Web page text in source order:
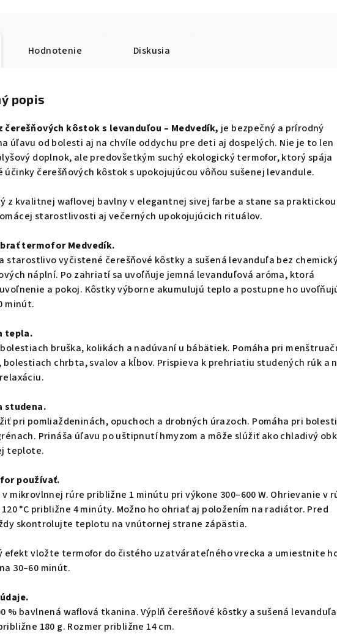
Hodnotenie Diskusia
popis
čerešňových kôstok s levanduľou – Medvedík, je bezpečný a prírodný
úľavu od bolesti aj na chvíle oddychu pre deti aj dospelých. Nie je to len
doplnok, ale predovšetkým suchý ekologický termofor, ktorý spája
účinky čerešňových kôstok s upokojujúcou vôňou sušenej levandule.
z kvalitnej waflovej bavlny v elegantnej sivej farbe a stane sa praktickou
starostlivosti aj večerných upokojujúcich rituálov.
termofor Medvedík.
starostlivo vyčistené čerešňové kôstky a sušená levanduľa bez
náplní. Po zahriatí sa uvoľňuje jemná levanduľová aróma, ktorá
a pokoj. Kôstky výborne akumulujú teplo a postupne ho
minút.
tepla.
bruška, kolikách a nadúvaní u bábätiek. Pomáha pri
chrbta, svalov a kĺbov. Prispieva k prehriatiu studených rúk a
studena.
pri pomliaždeninách, opuchoch a drobných úrazoch. Pomáha pri
Prináša úľavu po uštipnutí hmyzom a môže slúžiť ako chladivý
teplote.
používať.
mikrovlnnej rúre približne 1 minútu pri výkone 300–600 W. Ohrievanie v
°C približne 4 minúty. Možno ho ohriať aj položením na radiátor. Pred
skontrolujte teplotu na vnútornej strane zápästia.
efekt vložte termofor do čistého uzatvárateľného vrecka a umiestnite
30–60 minút.
% bavlnená waflová tkanina. Výplň čerešňové kôstky a sušená
180 g. Rozmer približne 14 cm.